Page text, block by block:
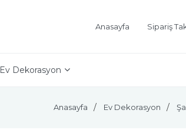
Anasayfa Sipariş
Ev Dekorasyon
Anasayfa Ev Dekorasyon